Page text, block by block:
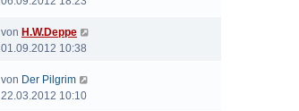
von H.W.Deppe
01.09.2012 10:38
von Der Pilgrim
22.03.2012 10:10